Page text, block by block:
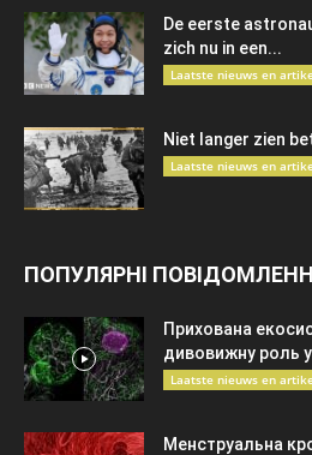
De eerste
zich nu in een...
Laatste nieuws en
Niet langer zien
Laatste nieuws en
ПОПУЛЯРНІ
Прихована
дивовижну роль
Laatste nieuws en
Менструальна